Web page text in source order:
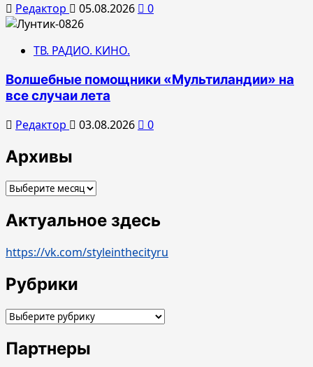
Редактор 05.08.2026 0
ТВ. РАДИО. КИНО.
Волшебные помощники «Мультиландии» на
все случаи лета
Редактор 03.08.2026 0
Архивы
Архивы
Актуальное здесь
https://vk.com/styleinthecityru
Рубрики
Рубрики
Партнеры